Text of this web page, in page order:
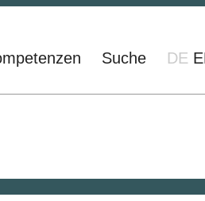
Suche DE